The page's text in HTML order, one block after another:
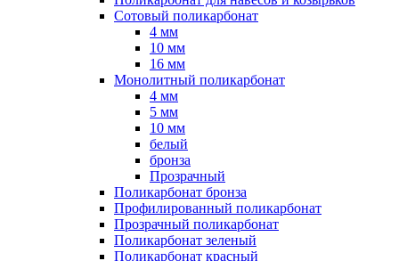
Сотовый поликарбонат
4 мм
10 мм
16 мм
Монолитный поликарбонат
4 мм
5 мм
10 мм
белый
бронза
Прозрачный
Поликарбонат бронза
Профилированный поликарбонат
Прозрачный поликарбонат
Поликарбонат зеленый
Поликарбонат красный